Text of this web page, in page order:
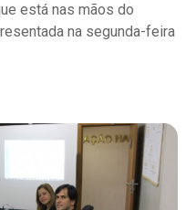
está nas mãos do
na segunda-feira